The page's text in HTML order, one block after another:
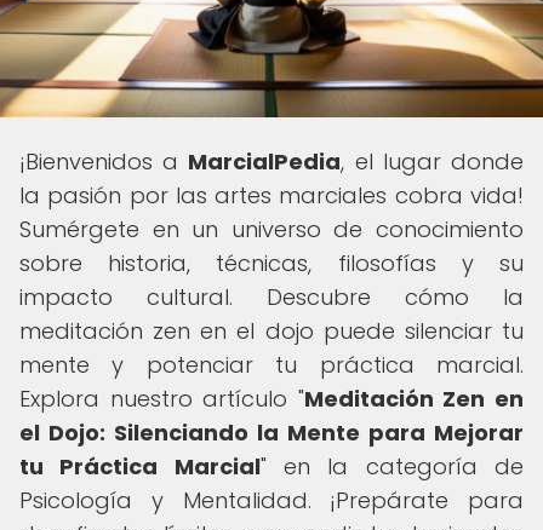
¡Bienvenidos a MarcialPedia, el lugar donde
la pasión por las artes marciales cobra vida!
Sumérgete en un universo de conocimiento
sobre historia, técnicas, filosofías y su
impacto cultural. Descubre cómo la
meditación zen en el dojo puede silenciar tu
mente y potenciar tu práctica marcial.
Explora nuestro artículo "Meditación Zen en
el Dojo: Silenciando la Mente para Mejorar
tu Práctica Marcial" en la categoría de
Psicología y Mentalidad. ¡Prepárate para